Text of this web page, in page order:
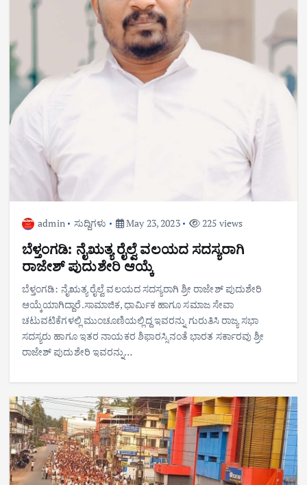
admin ಸುದ್ದಿಗಳು May 23, 2023 225 views
ಬೆಳ್ತಂಗಡಿ: ನೈಋತ್ಯ ರೈಲ್ವೆ ವಲಯದ ಸದಸ್ಯರಾಗಿ
ರಾಜೇಶ್ ಪುದುಶೇರಿ ಆಯ್ಕೆ
ಬೆಳ್ತಂಗಡಿ: ನೈಋತ್ಯ ರೈಲ್ವೆ ವಲಯದ ಸದಸ್ಯರಾಗಿ ಶ್ರೀ ರಾಜೇಶ್ ಪುದುಶೇರಿ
ಆಯ್ಕೆಯಾಗಿದ್ದಾರೆ.ಸಾಮಾಜಿಕ, ಧಾರ್ಮಿಕ ಹಾಗೂ ಸಮಾಜ ಸೇವಾ
ಚಟುವಟಿಕೆಗಳಲ್ಲಿ ಮುಂಚೂಣಿಯಲ್ಲಿದ್ದ ಇವರನ್ನು ಗುರುತಿಸಿ ರಾಜ್ಯ ಸಭಾ
ಸದಸ್ಯರು ಹಾಗೂ ಇತರ ನಾಯಕರ ಶಿಫಾರಸ್ಸಿನಂತೆ ಭಾರತ ಸರ್ಕಾರವು ಶ್ರೀ
ರಾಜೇಶ್ ಪುದುಶೇರಿ ಇವರನ್ನು…